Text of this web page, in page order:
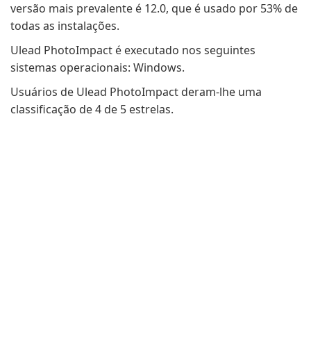
versão mais prevalente é 12.0, que é usado por 53% de
todas as instalações.
Ulead PhotoImpact é executado nos seguintes
sistemas operacionais: Windows.
Usuários de Ulead PhotoImpact deram-lhe uma
classificação de 4 de 5 estrelas.